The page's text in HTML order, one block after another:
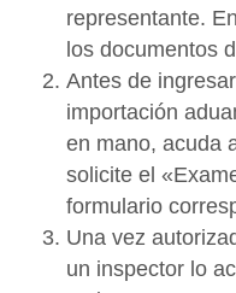
representante.
los documentos
Antes de
importación
en mano, acuda
solicite el
formulario
Una vez
un inspector lo